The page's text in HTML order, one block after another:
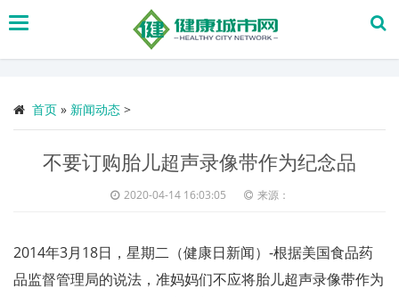
搜
首页 » 新闻动态 >
不要订购胎儿超声录像带作为纪念品
2020-04-14 16:03:05 来源：
2014年3月18日，星期二（健康日新闻）-根据美国食品药
品监督管理局的说法，准妈妈们不应将胎儿超声录像带作为